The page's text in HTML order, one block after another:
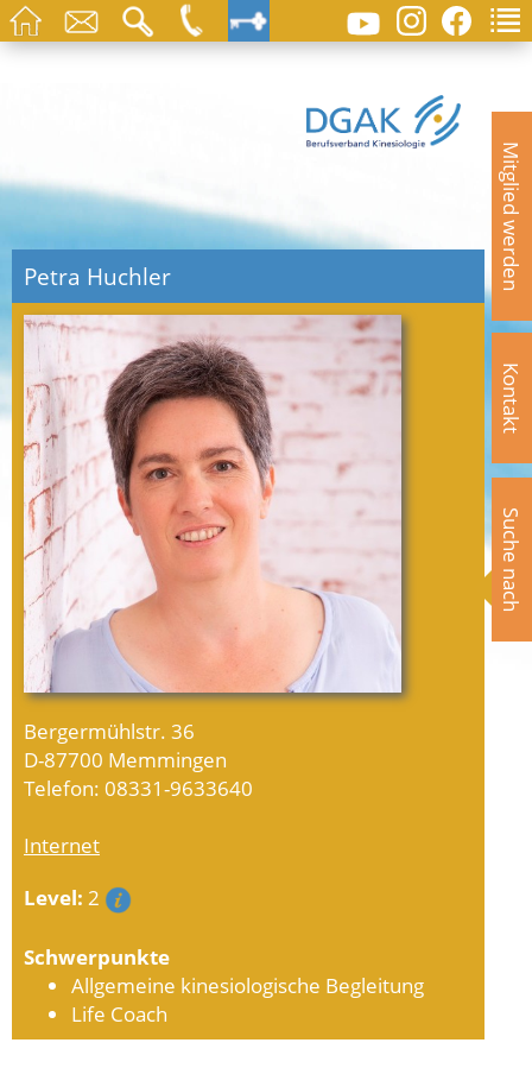
Mitglied werden
Kontakt
Suche nach
Petra Huchler
Bergermühlstr. 36
D-87700 Memmingen
Telefon: 08331-9633640
Internet
Level: 2
Schwerpunkte
Allgemeine kinesiologische Begleitung
Life Coach